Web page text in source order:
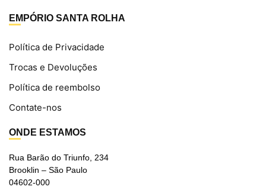
EMPÓRIO SANTA ROLHA
Política de Privacidade
Trocas e Devoluções
Política de reembolso
Contate-nos
ONDE ESTAMOS
Rua Barão do Triunfo, 234
Brooklin – São Paulo
04602-000